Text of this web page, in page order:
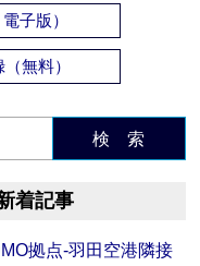
子版）
無料）
検 索
着記事
拠点‐羽田空港隣接